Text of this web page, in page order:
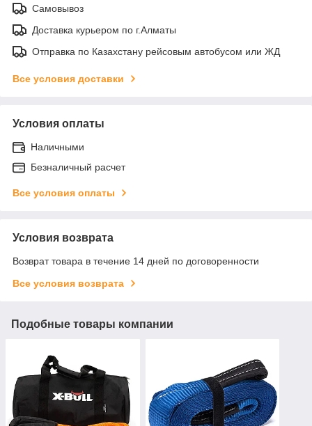
Самовывоз
Доставка курьером по г.Алматы
Отправка по Казахстану рейсовым автобусом или ЖД
Все условия доставки
Условия оплаты
Наличными
Безналичный расчет
Все условия оплаты
Условия возврата
Возврат товара в течение 14 дней по договоренности
Все условия возврата
Подобные товары компании